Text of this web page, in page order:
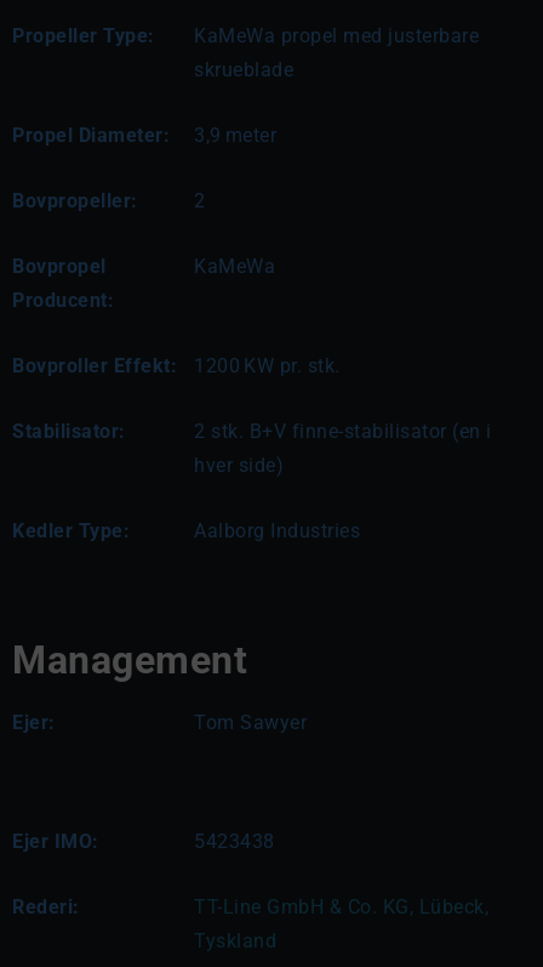
Propeller Type:
KaMeWa propel med justerbare
skrueblade
Propel Diameter: 3,9 meter
Bovpropeller: 2
Bovpropel
Producent:
KaMeWa
Bovproller Effekt: 1200 KW pr. stk.
Stabilisator:
2 stk. B+V finne-stabilisator (en i
hver side)
Kedler Type: Aalborg Industries
Management
Ejer: Tom Sawyer
Ejer IMO: 5423438
Rederi:
TT-Line GmbH & Co. KG, Lübeck,
Tyskland